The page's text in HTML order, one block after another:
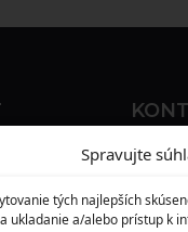
Spravujte
tých najlepších
ukladanie a/alebo prístup k
917